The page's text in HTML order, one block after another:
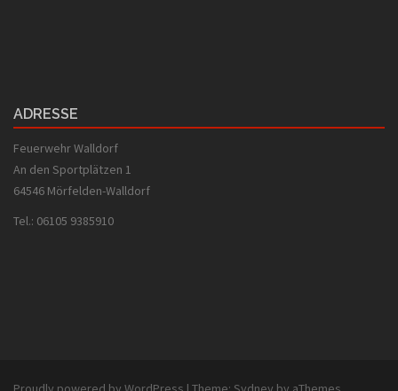
ADRESSE
Feuerwehr Walldorf
An den Sportplätzen 1
64546 Mörfelden-Walldorf
Tel.: 06105 9385910